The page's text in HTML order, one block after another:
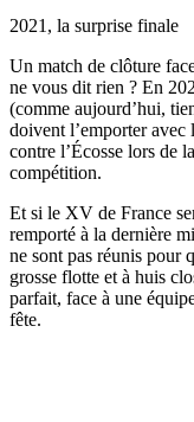
2021, la surprise finale
Un match de clôture
ne vous dit rien ? En
(comme aujourd’hui,
doivent l’emporter
contre l’Écosse lors de
compétition.
Et si le XV de France
remporté à la dernière
ne sont pas réunis pour
grosse flotte et à huis
parfait, face à une
fête.